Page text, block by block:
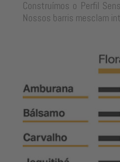
Construímos o Perfil
Nossos barris mesclam